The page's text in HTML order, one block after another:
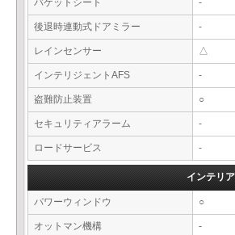
バケットシート -
後退時連動式ドアミラー -
レインセンサー △
インテリジェントAFS -
盗難防止装置 ○
セキュリティアラーム -
ロードサービス -
インテリア
パワーウィンドウ ○
オットマン機構 -